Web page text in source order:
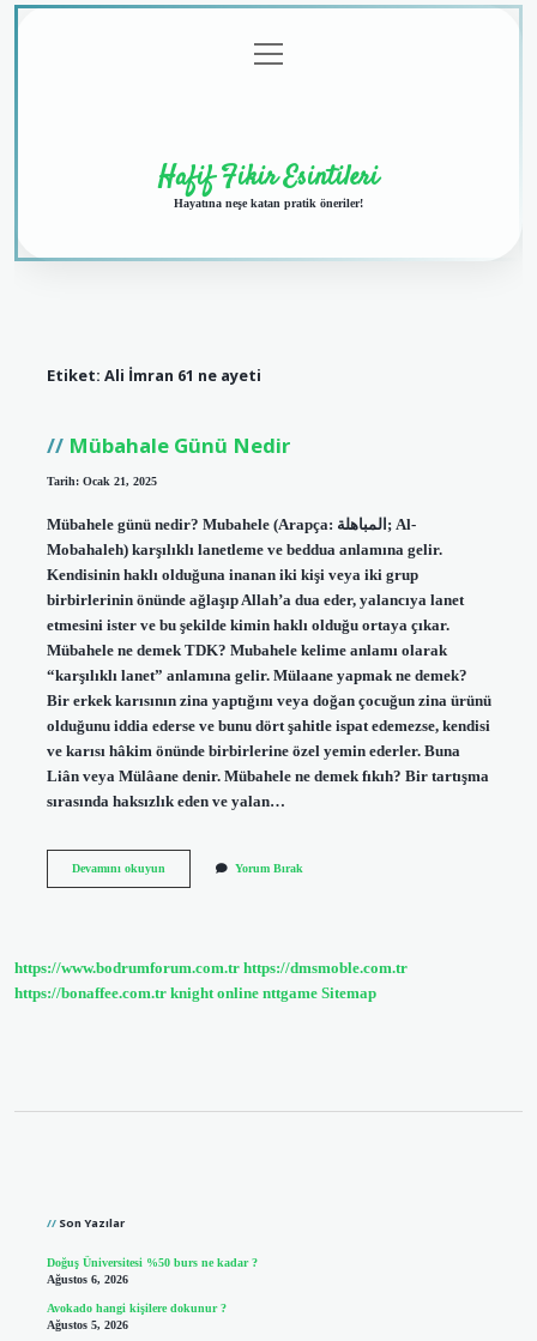
menüyü
aç
Hafif Fikir Esintileri
Hayatına neşe katan pratik öneriler!
Etiket: Ali İmran 61 ne ayeti
Mübahale Günü Nedir
Tarih: Ocak 21, 2025
Mübahele günü nedir? Mubahele (Arapça: المباهلة; Al-
Mobahaleh) karşılıklı lanetleme ve beddua anlamına gelir.
Kendisinin haklı olduğuna inanan iki kişi veya iki grup
birbirlerinin önünde ağlaşıp Allah’a dua eder, yalancıya lanet
etmesini ister ve bu şekilde kimin haklı olduğu ortaya çıkar.
Mübahele ne demek TDK? Mubahele kelime anlamı olarak
“karşılıklı lanet” anlamına gelir. Mülaane yapmak ne demek?
Bir erkek karısının zina yaptığını veya doğan çocuğun zina ürünü
olduğunu iddia ederse ve bunu dört şahitle ispat edemezse, kendisi
ve karısı hâkim önünde birbirlerine özel yemin ederler. Buna
Liân veya Mülâane denir. Mübahele ne demek fıkıh? Bir tartışma
sırasında haksızlık eden ve yalan…
Devamını okuyunMübahale
Yorum Bırak
https://www.bodrumforum.com.tr https://dmsmoble.com.tr
https://bonaffee.com.tr knight online nttgame Sitemap
Son Yazılar
Doğuş Üniversitesi %50 burs ne kadar ?
Ağustos 6, 2026
Avokado hangi kişilere dokunur ?
Ağustos 5, 2026